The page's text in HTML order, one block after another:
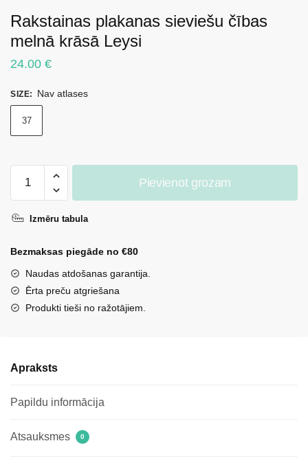
Rakstainas plakanas sieviešu čības
melnā krāsā Leysi
24.00 €
SIZE: Nav atlases
37
Rakstainas
plakanas
čības
krāsā
Leysi
daudzums
Pievienot grozam
Izmēru tabula
Bezmaksas piegāde no €80
Naudas atdošanas garantija.
Ērta preču atgriešana
Produkti tieši no ražotājiem.
Apraksts
Papildu informācija
Atsauksmes 0